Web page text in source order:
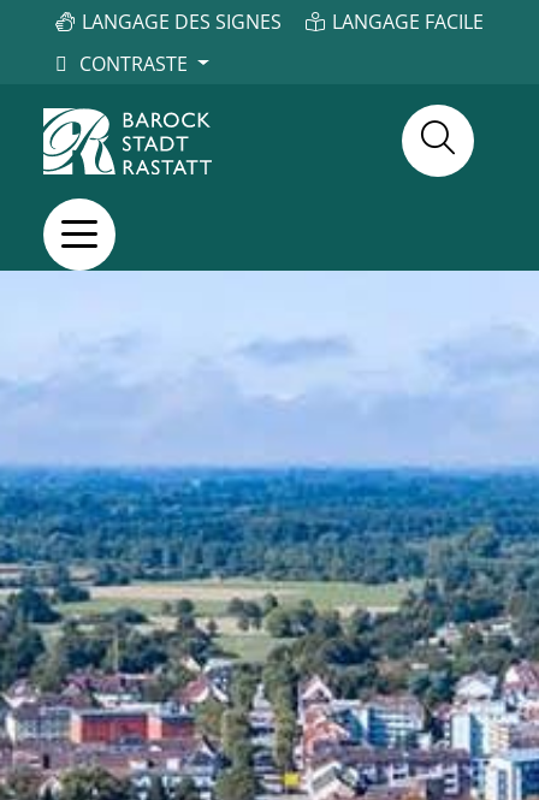
LANGAGE DES SIGNES
LANGAGE FACILE
CONTRASTE